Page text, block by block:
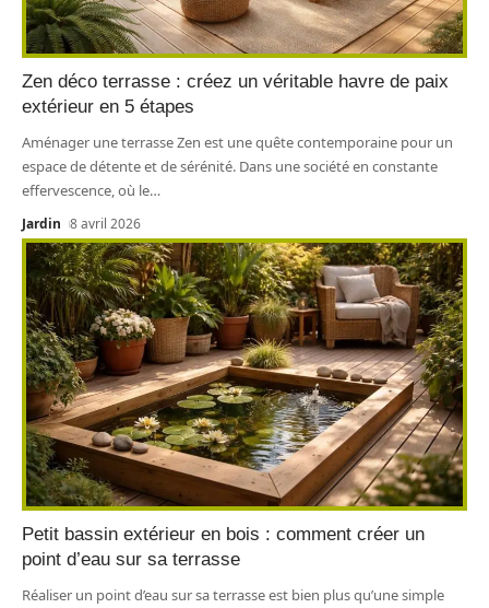
Zen déco terrasse : créez un véritable havre de paix
extérieur en 5 étapes
Aménager une terrasse Zen est une quête contemporaine pour un
espace de détente et de sérénité. Dans une société en constante
effervescence, où le…
Jardin 8 avril 2026
Petit bassin extérieur en bois : comment créer un
point d’eau sur sa terrasse
Réaliser un point d’eau sur sa terrasse est bien plus qu’une simple